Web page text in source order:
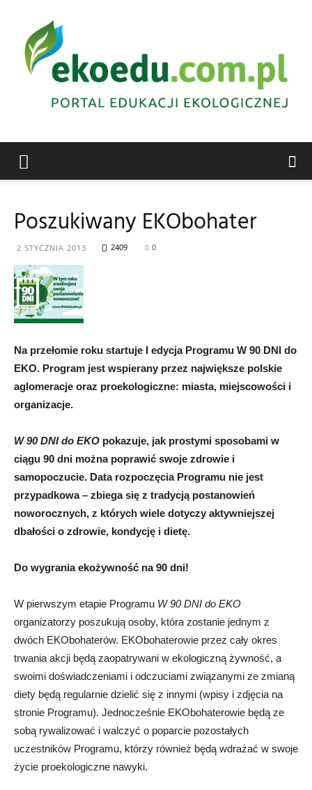
Poszukiwany EKObohater
2 STYCZNIA 2013 2409 0
Na przełomie roku startuje I edycja Programu W 90 DNI do
EKO. Program jest wspierany przez największe polskie
aglomeracje oraz proekologiczne: miasta, miejscowości i
organizacje.
W 90 DNI do EKO pokazuje, jak prostymi sposobami w
ciągu 90 dni można poprawić swoje zdrowie i
samopoczucie. Data rozpoczęcia Programu nie jest
przypadkowa – zbiega się z tradycją postanowień
noworocznych, z których wiele dotyczy aktywniejszej
dbałości o zdrowie, kondycję i dietę.
Do wygrania ekożywność na 90 dni!
W pierwszym etapie Programu W 90 DNI do EKO
organizatorzy poszukują osoby, która zostanie jednym z
dwóch EKObohaterów. EKObohaterowie przez cały okres
trwania akcji będą zaopatrywani w ekologiczną żywność, a
swoimi doświadczeniami i odczuciami związanymi ze zmianą
diety będą regularnie dzielić się z innymi (wpisy i zdjęcia na
stronie Programu). Jednocześnie EKObohaterowie będą ze
sobą rywalizować i walczyć o poparcie pozostałych
uczestników Programu, którzy również będą wdrażać w swoje
życie proekologiczne nawyki.